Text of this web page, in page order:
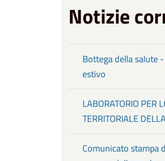
Notizie
Bottega della salute
estivo
LABORATORIO PER
TERRITORIALE
Comunicato stampa